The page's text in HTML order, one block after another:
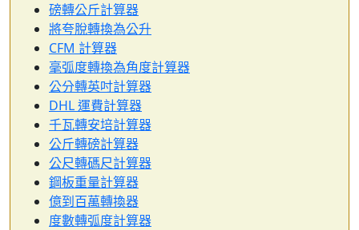
磅轉公斤計算器
將夸脫轉換為公升
CFM 計算器
毫弧度轉換為角度計算器
公分轉英吋計算器
DHL 運費計算器
千瓦轉安培計算器
公斤轉磅計算器
公尺轉碼尺計算器
鋼板重量計算器
億到百萬轉換器
度數轉弧度計算器